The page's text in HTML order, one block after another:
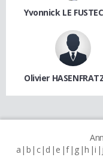
Yvonnick LE FUSTEC
Olivier
a b c d e f g h i j